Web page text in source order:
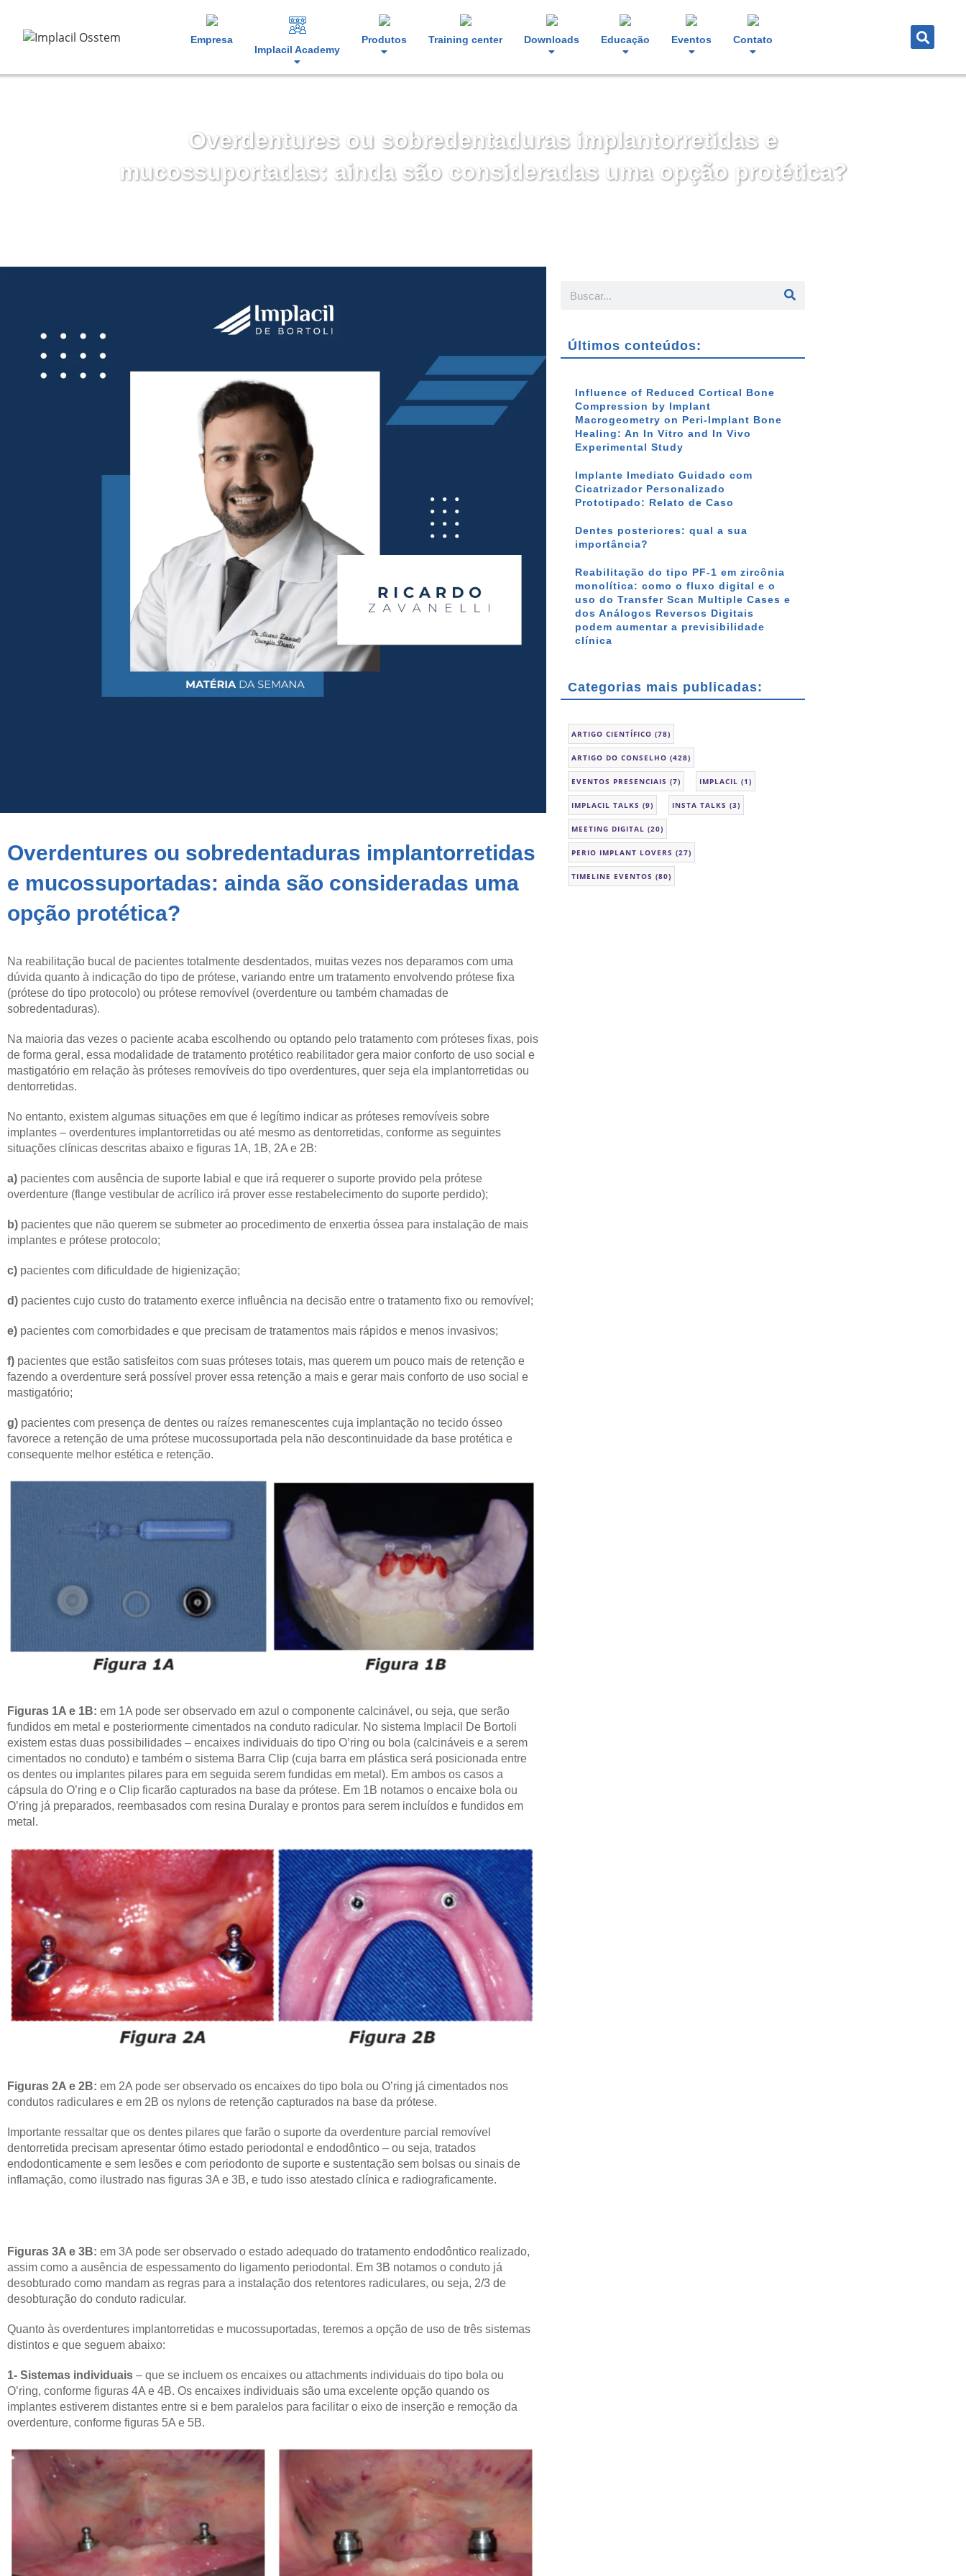
Empresa
Implacil Academy
Produtos Training center Downloads Educação Eventos Contato
Overdentures ou sobredentaduras implantorretidas e
mucossuportadas: ainda são consideradas uma opção protética?
Overdentures ou sobredentaduras implantorretidas
e mucossuportadas: ainda são consideradas uma
opção protética?
Na reabilitação bucal de pacientes totalmente desdentados, muitas vezes nos deparamos com uma
dúvida quanto à indicação do tipo de prótese, variando entre um tratamento envolvendo prótese fixa
(prótese do tipo protocolo) ou prótese removível (overdenture ou também chamadas de
sobredentaduras).
Na maioria das vezes o paciente acaba escolhendo ou optando pelo tratamento com próteses fixas, pois
de forma geral, essa modalidade de tratamento protético reabilitador gera maior conforto de uso social e
mastigatório em relação às próteses removíveis do tipo overdentures, quer seja ela implantorretidas ou
dentorretidas.
No entanto, existem algumas situações em que é legítimo indicar as próteses removíveis sobre
implantes – overdentures implantorretidas ou até mesmo as dentorretidas, conforme as seguintes
situações clínicas descritas abaixo e figuras 1A, 1B, 2A e 2B:
a) pacientes com ausência de suporte labial e que irá requerer o suporte provido pela prótese
overdenture (flange vestibular de acrílico irá prover esse restabelecimento do suporte perdido);
b) pacientes que não querem se submeter ao procedimento de enxertia óssea para instalação de mais
implantes e prótese protocolo;
c) pacientes com dificuldade de higienização;
d) pacientes cujo custo do tratamento exerce influência na decisão entre o tratamento fixo ou removível;
e) pacientes com comorbidades e que precisam de tratamentos mais rápidos e menos invasivos;
f) pacientes que estão satisfeitos com suas próteses totais, mas querem um pouco mais de retenção e
fazendo a overdenture será possível prover essa retenção a mais e gerar mais conforto de uso social e
mastigatório;
g) pacientes com presença de dentes ou raízes remanescentes cuja implantação no tecido ósseo
favorece a retenção de uma prótese mucossuportada pela não descontinuidade da base protética e
consequente melhor estética e retenção.
Figuras 1A e 1B: em 1A pode ser observado em azul o componente calcinável, ou seja, que serão
fundidos em metal e posteriormente cimentados na conduto radicular. No sistema Implacil De Bortoli
existem estas duas possibilidades – encaixes individuais do tipo O’ring ou bola (calcináveis e a serem
cimentados no conduto) e também o sistema Barra Clip (cuja barra em plástica será posicionada entre
os dentes ou implantes pilares para em seguida serem fundidas em metal). Em ambos os casos a
cápsula do O’ring e o Clip ficarão capturados na base da prótese. Em 1B notamos o encaixe bola ou
O’ring já preparados, reembasados com resina Duralay e prontos para serem incluídos e fundidos em
metal.
Figuras 2A e 2B: em 2A pode ser observado os encaixes do tipo bola ou O’ring já cimentados nos
condutos radiculares e em 2B os nylons de retenção capturados na base da prótese.
Importante ressaltar que os dentes pilares que farão o suporte da overdenture parcial removível
dentorretida precisam apresentar ótimo estado periodontal e endodôntico – ou seja, tratados
endodonticamente e sem lesões e com periodonto de suporte e sustentação sem bolsas ou sinais de
inflamação, como ilustrado nas figuras 3A e 3B, e tudo isso atestado clínica e radiograficamente.
Figuras 3A e 3B: em 3A pode ser observado o estado adequado do tratamento endodôntico realizado,
assim como a ausência de espessamento do ligamento periodontal. Em 3B notamos o conduto já
desobturado como mandam as regras para a instalação dos retentores radiculares, ou seja, 2/3 de
desobturação do conduto radicular.
Quanto às overdentures implantorretidas e mucossuportadas, teremos a opção de uso de três sistemas
distintos e que seguem abaixo:
1- Sistemas individuais – que se incluem os encaixes ou attachments individuais do tipo bola ou
O’ring, conforme figuras 4A e 4B. Os encaixes individuais são uma excelente opção quando os
implantes estiverem distantes entre si e bem paralelos para facilitar o eixo de inserção e remoção da
overdenture, conforme figuras 5A e 5B.
Últimos conteúdos:
Influence of Reduced Cortical Bone
Compression by Implant
Macrogeometry on Peri-Implant Bone
Healing: An In Vitro and In Vivo
Experimental Study
Implante Imediato Guidado com
Cicatrizador Personalizado
Prototipado: Relato de Caso
Dentes posteriores: qual a sua
importância?
Reabilitação do tipo PF-1 em zircônia
monolítica: como o fluxo digital e o
uso do Transfer Scan Multiple Cases e
dos Análogos Reversos Digitais
podem aumentar a previsibilidade
clínica
Categorias mais publicadas:
ARTIGO CIENTÍFICO (78)
ARTIGO DO CONSELHO (428)
EVENTOS PRESENCIAIS (7) IMPLACIL (1)
IMPLACIL TALKS (9) INSTA TALKS (3)
MEETING DIGITAL (20)
PERIO IMPLANT LOVERS (27)
TIMELINE EVENTOS (80)